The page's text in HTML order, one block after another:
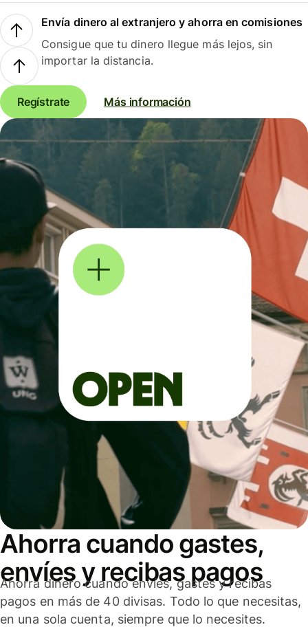
Envía dinero al extranjero y ahorra en comisiones
Consigue que tu dinero llegue más lejos, sin
importar la distancia.
Regístrate Más información
Ahorra cuando gastes,
envíes y recibas pagos
Ahorra dinero cuando envíes, gastes y recibas
pagos en más de 40 divisas. Todo lo que necesitas,
en una sola cuenta, siempre que lo necesites.